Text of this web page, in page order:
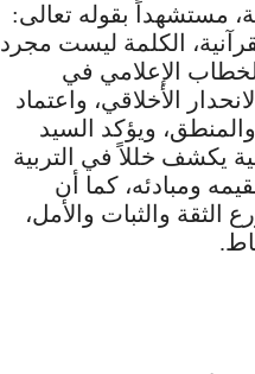
مستشهداً بقوله تعالى:
الكلمة ليست مجرد
الإعلامي في
الأخلاقي، واعتماد
ويؤكد السيد
يكشف خللاً في التربية
ومبادئه، كما أن
الثقة والثبات والأمل،